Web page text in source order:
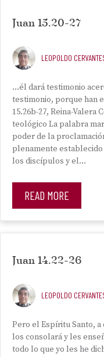
Juan 15.20-27
LEOPOLDO
…él dará testimonio
testimonio, porque han
15.26b-27, Reina-
teológico La palabra
poder de la
plenamente
los discípulos y el…
READ MORE
Juan 14.22-26
LEOPOLDO
Pero el Espíritu Santo,
los consolará y les
todo lo que yo les he